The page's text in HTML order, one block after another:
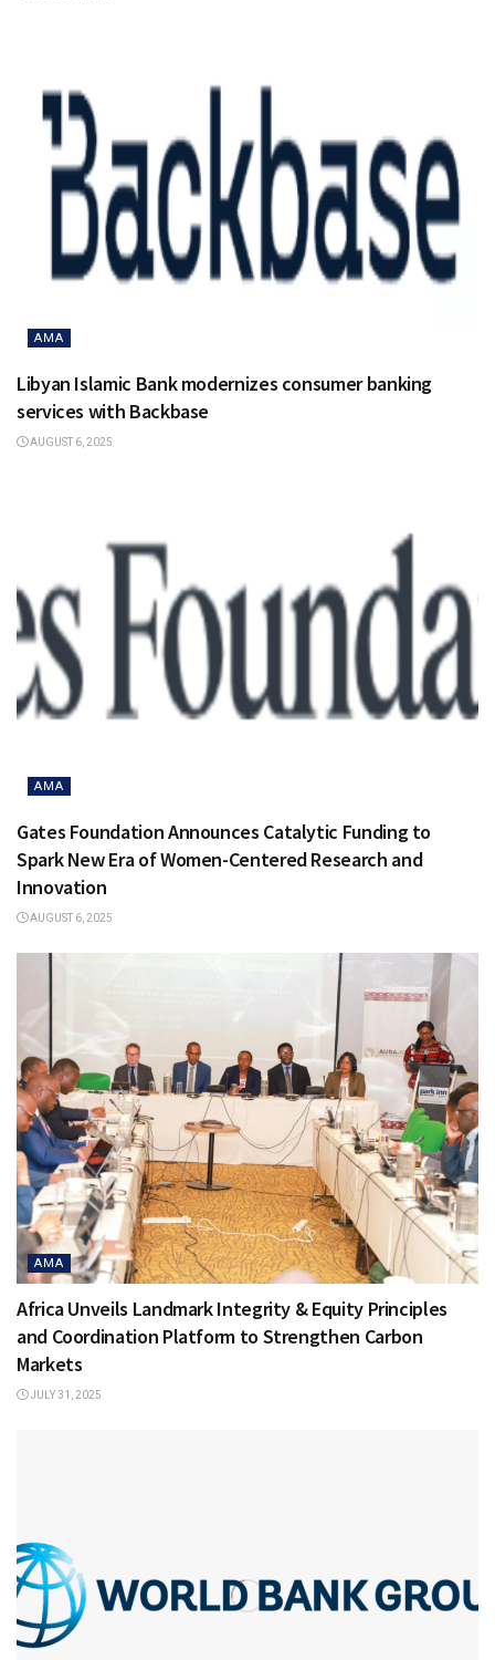
AMA
Libyan Islamic Bank modernizes consumer banking
services with Backbase
AUGUST 6, 2025
AMA
Gates Foundation Announces Catalytic Funding to
Spark New Era of Women-Centered Research and
Innovation
AUGUST 6, 2025
AMA
Africa Unveils Landmark Integrity & Equity Principles
and Coordination Platform to Strengthen Carbon
Markets
JULY 31, 2025